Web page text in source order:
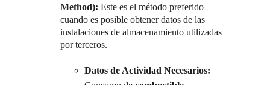
Method): Este es el método preferido
cuando es posible obtener datos de las
instalaciones de almacenamiento utilizadas
por terceros.
Datos de Actividad Necesarios: